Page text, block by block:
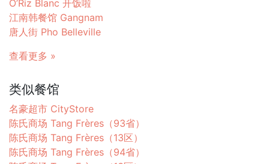
O’Riz Blanc 开饭啦
江南韩餐馆 Gangnam
唐人街 Pho Belleville
查看更多 »
类似餐馆
名豪超市 CityStore
陈氏商场 Tang Frères（93省）
陈氏商场 Tang Frères（13区）
陈氏商场 Tang Frères（94省）